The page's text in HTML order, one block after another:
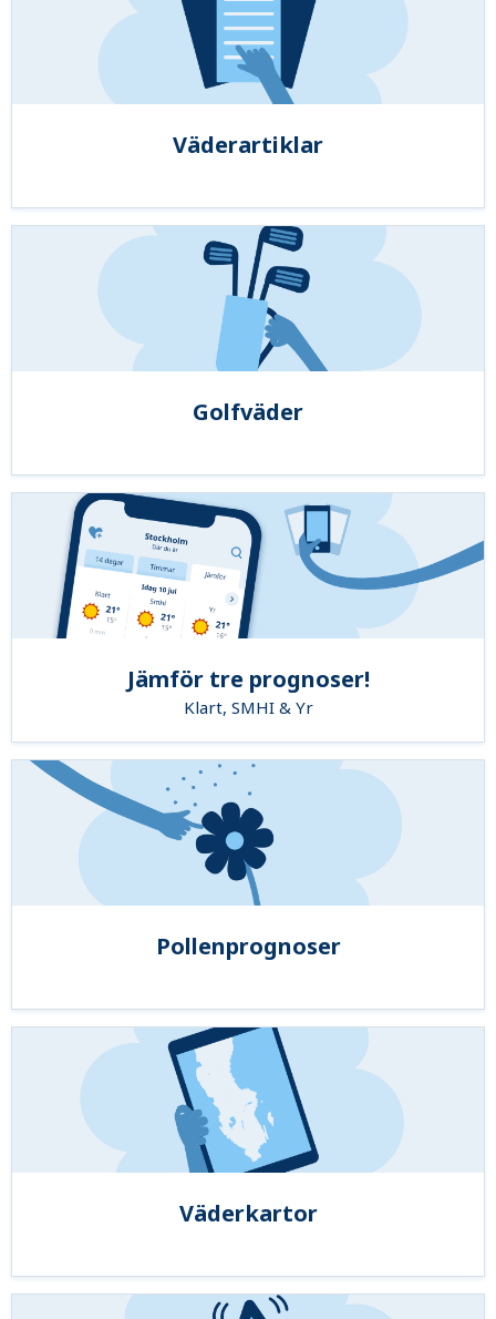
Väderartiklar
Golfväder
Jämför tre prognoser!
Klart, SMHI & Yr
Pollenprognoser
Väderkartor